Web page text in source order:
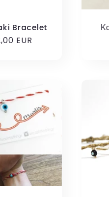
Bracelet
EUR